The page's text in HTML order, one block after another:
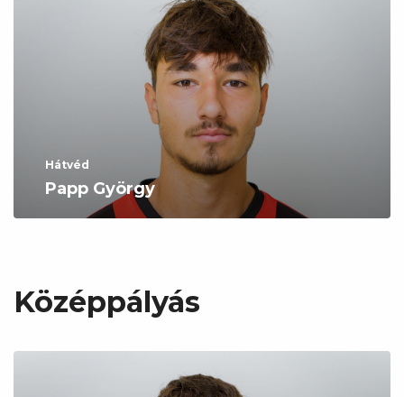
Hátvéd
Papp György
Középpályás